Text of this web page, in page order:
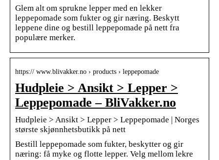
Glem alt om sprukne lepper med en lekker
leppepomade som fukter og gir næring. Beskytt
leppene dine og bestill leppepomade på nett fra
populære merker.
https:// www.blivakker.no › products › leppepomade
Hudpleie > Ansikt > Lepper >
Leppepomade – BliVakker.no
Hudpleie > Ansikt > Lepper > Leppepomade | Norges
største skjønnhetsbutikk på nett
Bestill leppepomade som fukter, beskytter og gir
næring: få myke og flotte lepper. Velg mellom lekre